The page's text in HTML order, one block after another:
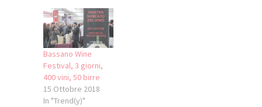
Bassano Wine
Festival, 3 giorni,
400 vini, 50 birre
15 Ottobre 2018
In "Trend(y)"